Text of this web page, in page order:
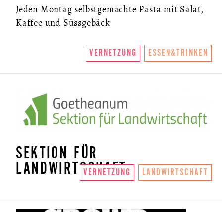
Jeden Montag selbstgemachte Pasta mit Salat,
Kaffee und Süssgebäck
VERNETZUNG ESSEN&TRINKEN
SEKTION FÜR
LANDWIRTSCHAFT
VERNETZUNG LANDWIRTSCHAFT